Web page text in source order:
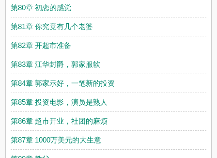
第80章 初恋的感觉
第81章 你究竟有几个老婆
第82章 开超市准备
第83章 江华封爵，郭家服软
第84章 郭家示好，一笔新的投资
第85章 投资电影，演员是熟人
第86章 超市开业，社团的麻烦
第87章 1000万美元的大生意